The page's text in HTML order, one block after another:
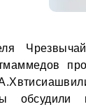
обсудили